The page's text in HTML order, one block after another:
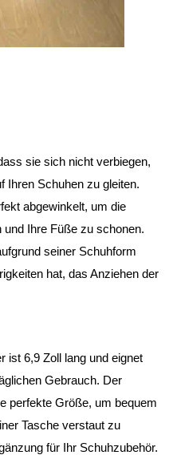
sie sich nicht verbiegen,
Ihren Schuhen zu gleiten.
abgewinkelt, um die
Ihre Füße zu schonen.
seiner Schuhform
hat, das Anziehen der
ist 6,9 Zoll lang und eignet
Gebrauch. Der
perfekte Größe, um bequem
Tasche verstaut zu
für Ihr Schuhzubehör.